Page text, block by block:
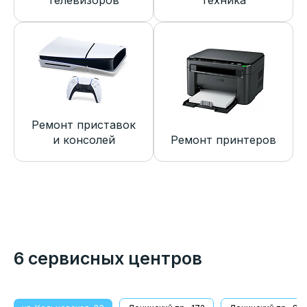
Ремонт приставок
и консолей
Ремонт принтеров
6 сервисных центров